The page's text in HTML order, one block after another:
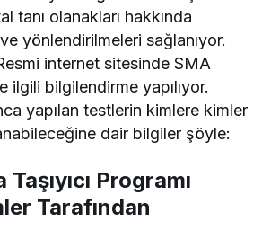
tanı olanakları hakkında
yönlendirilmeleri sağlanıyor.
internet sitesinde SMA
ilgili bilgilendirme yapılıyor.
yapılan testlerin kimlere kimler
dair bilgiler şöyle:
Programı
Tarafından